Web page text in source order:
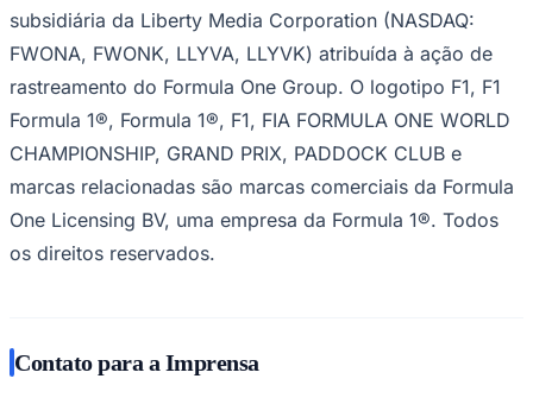
subsidiária da Liberty Media Corporation (NASDAQ:
FWONA, FWONK, LLYVA, LLYVK) atribuída à ação de
rastreamento do Formula One Group. O logotipo F1, F1
Formula 1®, Formula 1®, F1, FIA FORMULA ONE WORLD
CHAMPIONSHIP, GRAND PRIX, PADDOCK CLUB e
marcas relacionadas são marcas comerciais da Formula
One Licensing BV, uma empresa da Formula 1®. Todos
os direitos reservados.
Contato para a Imprensa